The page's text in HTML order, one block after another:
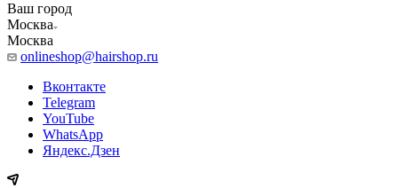
Ваш город
Москва
Москва
onlineshop@hairshop.ru
Вконтакте
Telegram
YouTube
WhatsApp
Яндекс.Дзен